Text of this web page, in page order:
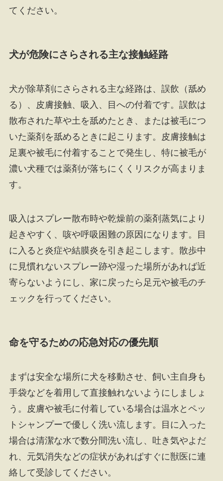
てください。
犬が危険にさらされる主な接触経路
犬が除草剤にさらされる主な経路は、誤飲（舐め
る）、皮膚接触、吸入、目への付着です。誤飲は
散布された草や土を舐めたとき、または被毛につ
いた薬剤を舐めるときに起こります。皮膚接触は
足裏や被毛に付着することで発生し、特に被毛が
濃い犬種では薬剤が落ちにくくリスクが高まりま
す。
吸入はスプレー散布時や乾燥前の薬剤蒸気により
起きやすく、咳や呼吸困難の原因になります。目
に入ると炎症や結膜炎を引き起こします。散歩中
に見慣れないスプレー跡や湿った場所があれば近
寄らないようにし、家に戻ったら足元や被毛のチ
ェックを行ってください。
命を守るための応急対応の優先順
まずは安全な場所に犬を移動させ、飼い主自身も
手袋などを着用して直接触れないようにしましょ
う。皮膚や被毛に付着している場合は温水とペッ
トシャンプーで優しく洗い流します。目に入った
場合は清潔な水で数分間洗い流し、吐き気やよだ
れ、元気消失などの症状があればすぐに獣医に連
絡して受診してください。